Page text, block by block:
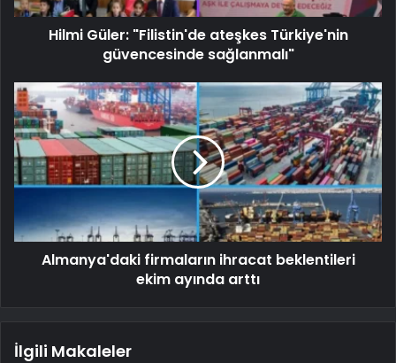
Hilmi Güler: "Filistin'de ateşkes Türkiye'nin
güvencesinde sağlanmalı"
Almanya'daki firmaların ihracat beklentileri
ekim ayında arttı
İlgili Makaleler